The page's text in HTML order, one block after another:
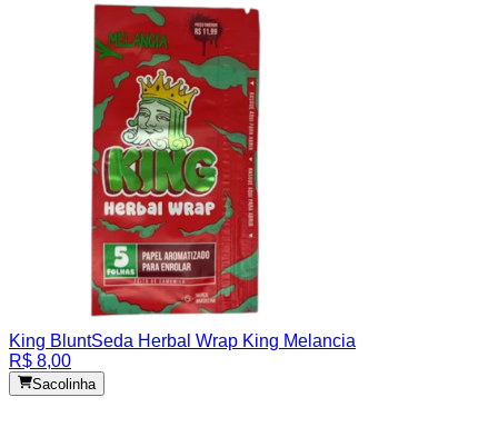
King BluntSeda Herbal Wrap King Melancia
R$ 8,00
Sacolinha